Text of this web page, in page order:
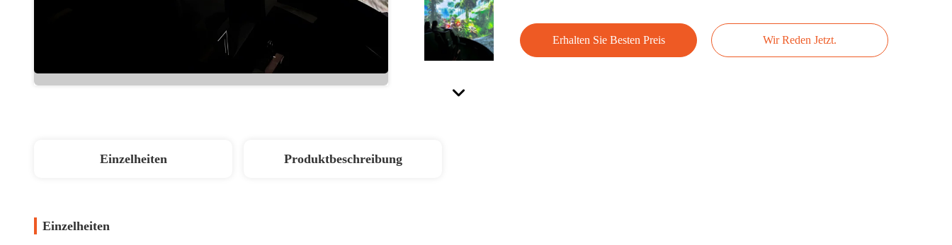
Erhalten Sie Besten Preis Wir Reden Jetzt.
Einzelheiten Produktbeschreibung
Einzelheiten